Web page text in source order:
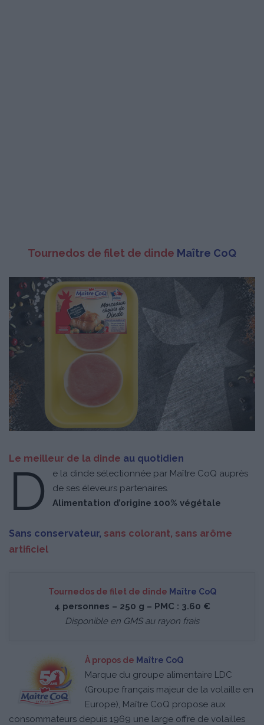
Tournedos de filet de dinde Maître CoQ
Le meilleur de la dinde au quotidien
D
e la dinde sélectionnée par Maître CoQ auprès
de ses éleveurs partenaires.
Alimentation d’origine 100% végétale
Sans conservateur, sans colorant, sans arôme
artificiel
Tournedos de filet de dinde Maître CoQ
4 personnes – 250 g – PMC : 3.60 €
Disponible en GMS au rayon frais
À propos de Maître CoQ
Marque du groupe alimentaire LDC
(Groupe français majeur de la volaille en
Europe), Maître CoQ propose aux
consommateurs depuis 1969 une large offre de volailles